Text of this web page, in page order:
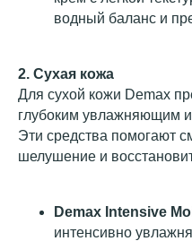
водный баланс и
2. Сухая кожа
Для сухой кожи Demax
глубоким увлажняющим
Эти средства помогают
шелушение и
Demax Intensive
интенсивно